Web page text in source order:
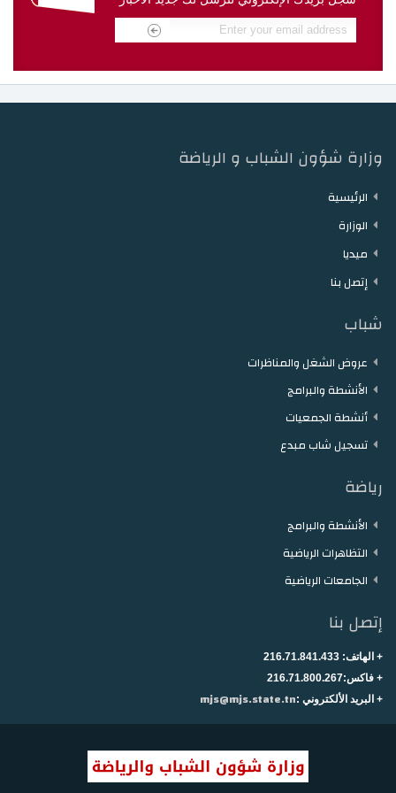
دار الشباب توزر دار الشباب دقاش دار الشباب نفطة
وزارة شؤون الشباب و الرياضة
الرئيسية
الوزارة
ميديا
إتصل بنا
شباب
عروض الشغل والمناظرات
الأنشطة والبرامج
أنشطة الجمعيات
تسجيل شاب مبدع
رياضة
الأنشطة والبرامج
التظاهرات الرياضية
الجامعات الرياضية
إتصل بنا
+ الهاتف: 216.71.841.433
+ فاكس:216.71.800.267
+ البريد الألكتروني :mjs@mjs.state.tn